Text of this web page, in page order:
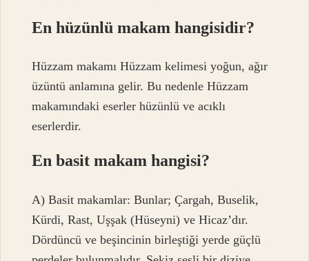
En hüzünlü makam hangisidir?
Hüzzam makamı Hüzzam kelimesi yoğun, ağır
üzüntü anlamına gelir. Bu nedenle Hüzzam
makamındaki eserler hüzünlü ve acıklı
eserlerdir.
En basit makam hangisi?
A) Basit makamlar: Bunlar; Çargah, Buselik,
Kürdi, Rast, Uşşak (Hüseyni) ve Hicaz’dır.
Dördüncü ve beşincinin birleştiği yerde güçlü